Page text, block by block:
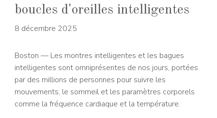
boucles d'oreilles intelligentes
8 décembre 2025
Boston — Les montres intelligentes et les bagues
intelligentes sont omniprésentes de nos jours, portées
par des millions de personnes pour suivre les
mouvements, le sommeil et les paramètres corporels
comme la fréquence cardiaque et la température.